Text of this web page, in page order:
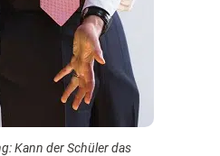
Kann der Schüler das